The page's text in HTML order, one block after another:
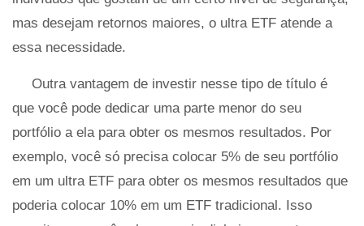
mas desejam retornos maiores, o ultra ETF atende a
essa necessidade.
Outra vantagem de investir nesse tipo de título é
que você pode dedicar uma parte menor do seu
portfólio a ela para obter os mesmos resultados. Por
exemplo, você só precisa colocar 5% de seu portfólio
em um ultra ETF para obter os mesmos resultados que
poderia colocar 10% em um ETF tradicional. Isso